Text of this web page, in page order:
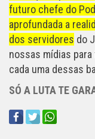
futuro chefe do
aprofundada a
dos servidores do
nossas mídias
cada uma dessas
SÓ A LUTA TE